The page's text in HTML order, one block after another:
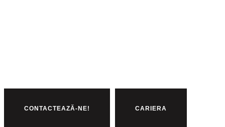
CONTACTEAZĂ-NE! CARIERA